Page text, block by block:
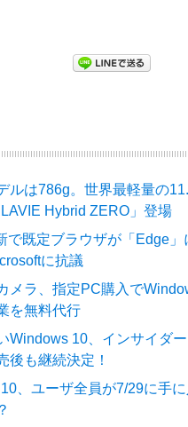
ルは786g。世界最軽量の
Hybrid ZERO」登場
で既定ブラウザが「Edge」
に抗議
メラ、指定PC購入で
を無料代行
Windows 10、インサイダ
後も継続決定！
、ユーザ全員が7/29に手